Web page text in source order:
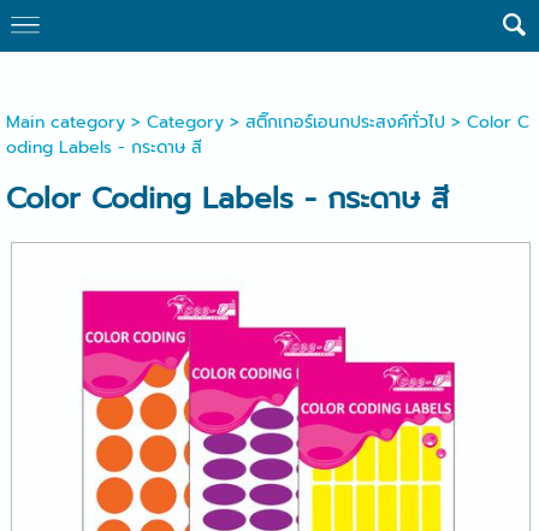
Main category> Category> สติ๊กเกอร์เอนกประสงค์ทั่วไป> Color C
oding Labels - กระดาษ สี
Color Coding Labels - กระดาษ สี